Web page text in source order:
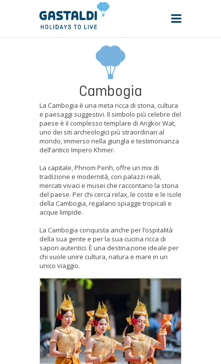
Cambogia
La Cambogia è una meta ricca di storia, cultura
e paesaggi suggestivi. Il simbolo più celebre del
paese è il complesso templare di Angkor Wat,
uno dei siti archeologici più straordinari al
mondo, immerso nella giungla e testimonianza
dell’antico Impero Khmer.
La capitale, Phnom Penh, offre un mix di
tradizione e modernità, con palazzi reali,
mercati vivaci e musei che raccontano la storia
del paese. Per chi cerca relax, le coste e le isole
della Cambogia, regalano spiagge tropicali e
acque limpide.
La Cambogia conquista anche per l’ospitalità
della sua gente e per la sua cucina ricca di
sapori autentici. È una destinazione ideale per
chi vuole unire cultura, natura e mare in un
unico viaggio.